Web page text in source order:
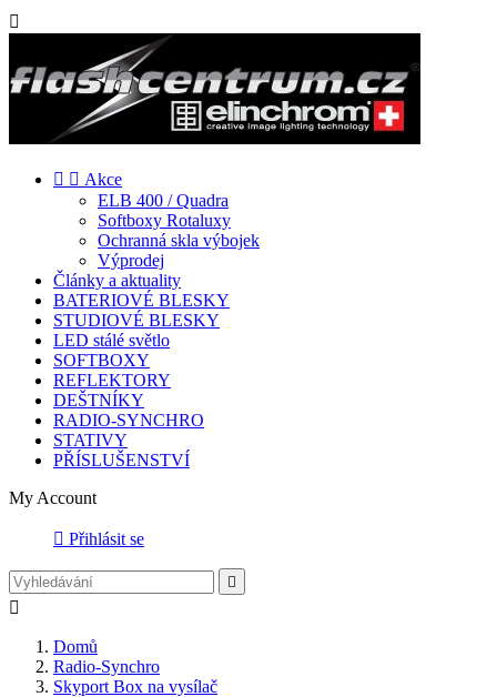

  Akce
ELB 400 / Quadra
Softboxy Rotaluxy
Ochranná skla výbojek
Výprodej
Články a aktuality
BATERIOVÉ BLESKY
STUDIOVÉ BLESKY
LED stálé světlo
SOFTBOXY
REFLEKTORY
DEŠTNÍKY
RADIO-SYNCHRO
STATIVY
PŘÍSLUŠENSTVÍ
My Account
 Přihlásit se


Domů
Radio-Synchro
Skyport Box na vysílač